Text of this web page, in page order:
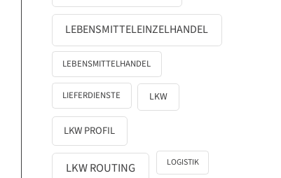
LEBENSMITTELEINZELHANDEL
LEBENSMITTELHANDEL
LIEFERDIENSTE LKW
LKW PROFIL
LKW ROUTING LOGISTIK